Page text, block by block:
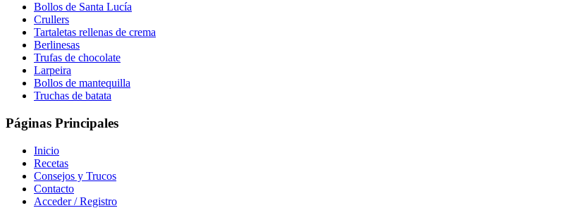
Bollos de Santa Lucía
Crullers
Tartaletas rellenas de crema
Berlinesas
Trufas de chocolate
Larpeira
Bollos de mantequilla
Truchas de batata
Páginas Principales
Inicio
Recetas
Consejos y Trucos
Contacto
Acceder / Registro